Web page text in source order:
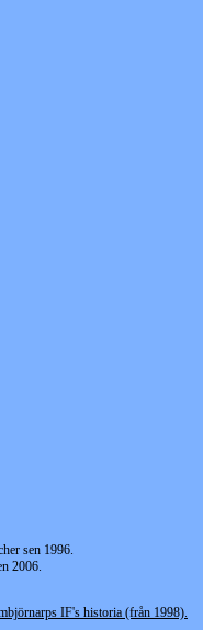
sen 1996.
2006.
IF's historia (från 1998).